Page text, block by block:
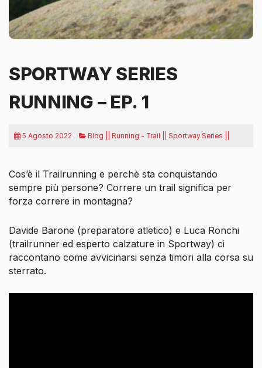
SPORTWAY SERIES
RUNNING – EP. 1
5 Agosto 2022 Blog || Running - Trail || Sportway Series ||
Cos’è il Trailrunning e perchè sta conquistando
sempre più persone? Correre un trail significa per
forza correre in montagna?
Davide Barone (preparatore atletico) e Luca Ronchi
(trailrunner ed esperto calzature in Sportway) ci
raccontano come avvicinarsi senza timori alla corsa su
sterrato.